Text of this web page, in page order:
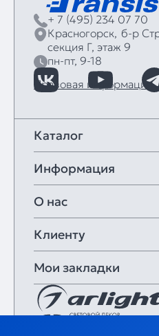
+ 7 (495) 234 07 70
Красногорск, б‑р
секция Г, этаж 9
пн-пт, 9-18
Правовая информация
Каталог
Информация
О нас
Клиенту
Мои закладки